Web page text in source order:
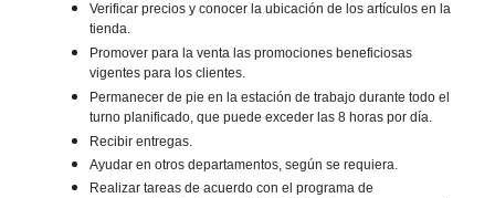
Verificar precios y conocer la ubicación de los artículos en la
tienda.
Promover para la venta las promociones beneficiosas
vigentes para los clientes.
Permanecer de pie en la estación de trabajo durante todo el
turno planificado, que puede exceder las 8 horas por día.
Recibir entregas.
Ayudar en otros departamentos, según se requiera.
Realizar tareas de acuerdo con el programa de